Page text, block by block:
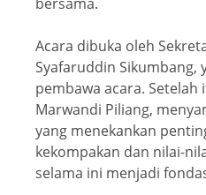
Acara dibuka oleh
Syafaruddin Sikumbang,
pembawa acara. Setelah
Marwandi Piliang,
yang menekankan
kekompakan dan nilai-
selama ini menjadi